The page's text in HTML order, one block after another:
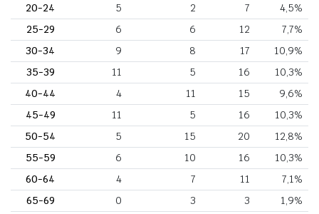
20-24
5 2 7
4,5%
25-29
6 6 12
7,7%
30-34
9 8 17
10,9%
35-39
11 5 16
10,3%
40-44
4 11 15
9,6%
45-49
11 5 16
10,3%
50-54
5 15 20
12,8%
55-59
6 10 16
10,3%
60-64
4 7 11
7,1%
65-69
0 3 3
1,9%